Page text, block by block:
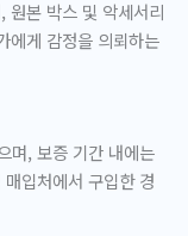
원본 박스 및 악세서리
에게 감정을 의뢰하는
며, 보증 기간 내에는
입처에서 구입한 경